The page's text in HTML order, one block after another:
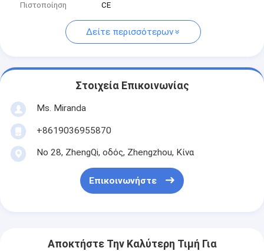
Πιστοποίηση
CE
Δείτε περισσότερων
Στοιχεία Επικοινωνίας
Ms. Miranda
+8619036955870
Νο 28, ZhengQi, οδός, Zhengzhou, Κίνα
Επικοινωνήστε
Αποκτήστε Την Καλύτερη Τιμή Για